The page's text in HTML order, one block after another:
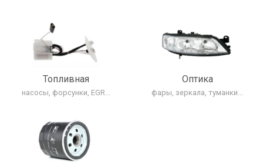
Топливная
насосы, форсунки, EGR...
Оптика
фары, зеркала, туманки...